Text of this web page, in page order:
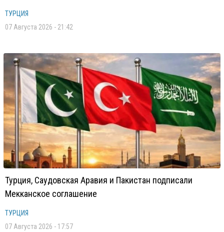
ТУРЦИЯ
07 Августа 2026 - 21:42
Турция, Саудовская Аравия и Пакистан подписали
Мекканское соглашение
ТУРЦИЯ
07 Августа 2026 - 17:57